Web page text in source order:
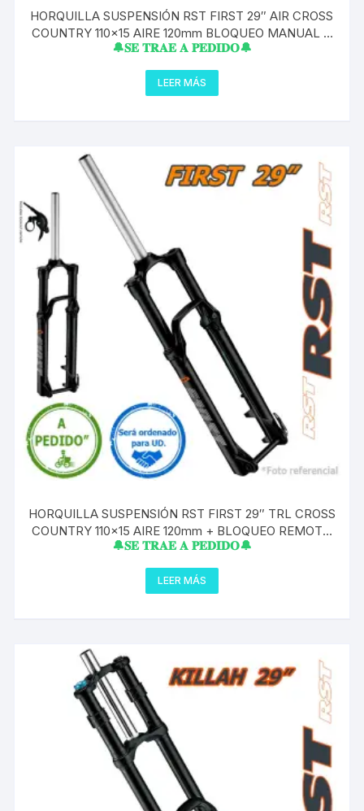
HORQUILLA SUSPENSIÓN RST FIRST 29″ AIR CROSS
COUNTRY 110×15 AIRE 120mm BLOQUEO MANUAL A
PEDIDO
🔔𝐒𝐄 𝐓𝐑𝐀𝐄 𝐀 𝐏𝐄𝐃𝐈𝐃𝐎🔔
LEER MÁS
HORQUILLA SUSPENSIÓN RST FIRST 29″ TRL CROSS
COUNTRY 110×15 AIRE 120mm + BLOQUEO REMOTO
A PEDIDO
🔔𝐒𝐄 𝐓𝐑𝐀𝐄 𝐀 𝐏𝐄𝐃𝐈𝐃𝐎🔔
LEER MÁS